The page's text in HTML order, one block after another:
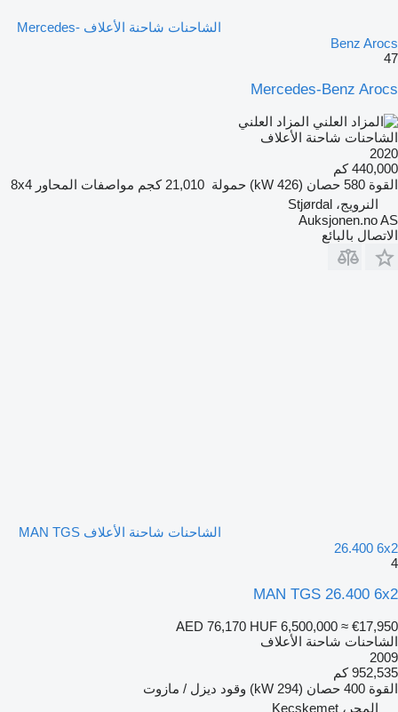
الشاحنات شاحنة الأعلاف Mercedes-
Benz Arocs
47
Mercedes-Benz Arocs
المزاد العلني
الشاحنات شاحنة الأعلاف
2020
440,000 كم
القوة 580 حصان (426 kW) حمولة 21,010 كجم مواصفات المحاور 8x4
النرويج، Stjørdal
Auksjonen.no AS
الاتصال بالبائع
الشاحنات شاحنة الأعلاف MAN TGS
26.400 6x2
4
MAN TGS 26.400 6x2
AED 76,170 HUF 6,500,000 ≈ €17,950
الشاحنات شاحنة الأعلاف
2009
952,535 كم
القوة 400 حصان (294 kW) وقود ديزل / مازوت
المجر، Kecskemet